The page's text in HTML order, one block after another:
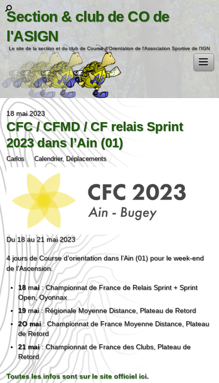
Section & club de CO de
l'ASIGN
Le site de la section et du club de Course d'Orientation de l'Association Sportive de l'IGN
18 mai 2023
CFC / CFMD / CF relais Sprint
2023 dans l’Ain (01)
Carlos Calendrier,Déplacements
Du 18 au 21 mai 2023
4 jours de Course d’orientation dans l’Ain (01) pour le week-end
de l’Ascension.
18 mai: Championnat de France de Relais Sprint + Sprint
Open, Oyonnax
19 mai : Régionale Moyenne Distance, Plateau de Retord
2O mai: Championnat de France Moyenne Distance, Plateau
de Retord
21 mai: Championnat de France des Clubs, Plateau de
Retord
Toutes les infos sont sur le site officiel ici.